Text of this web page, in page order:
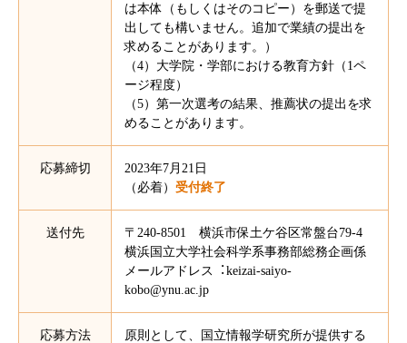
は本体（もしくはそのコピー）を郵送で提
出しても構いません。追加で業績の提出を
求めることがあります。）
（4）大学院・学部における教育方針（1ペ
ージ程度）
（5）第一次選考の結果、推薦状の提出を求
めることがあります。
応募締切
2023年7月21日
（必着） 受付終了
送付先
〒240-8501 横浜市保土ケ谷区常盤台79-4
横浜国⽴⼤学社会科学系事務部総務企画係
メールアドレス︓keizai-saiyo-
kobo@ynu.ac.jp
応募方法
原則として、国立情報学研究所が提供する